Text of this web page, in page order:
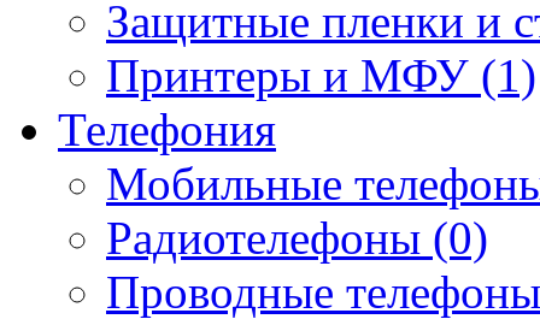
Защитные пленки и
Принтеры и МФУ (1)
Телефония
Мобильные
Радиотелефоны (0)
Проводные